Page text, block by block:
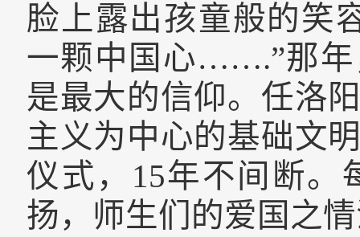
脸上露出孩童般的
一颗中国心…….”那
是最大的信仰。任洛
主义为中心的基础文
仪式， 15年不间断。
扬，师生们的爱国之